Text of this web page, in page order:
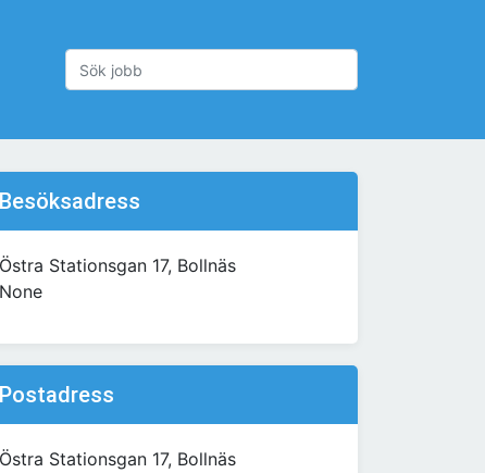
Besöksadress
Östra Stationsgan 17, Bollnäs
None
Postadress
Östra Stationsgan 17, Bollnäs